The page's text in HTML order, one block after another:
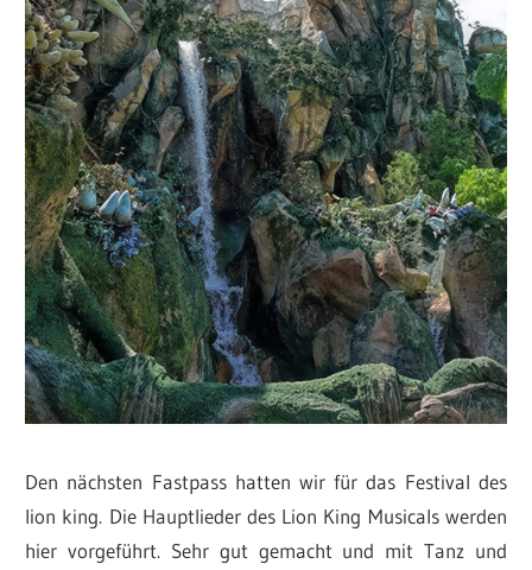
Den nächsten Fastpass hatten wir für das Festival des
lion king. Die Hauptlieder des Lion King Musicals werden
hier vorgeführt. Sehr gut gemacht und mit Tanz und